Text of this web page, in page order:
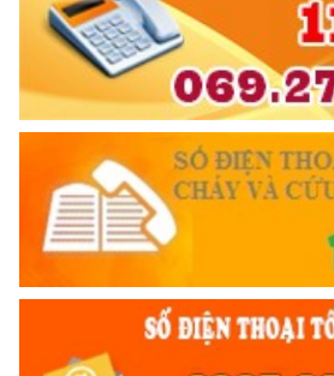
TRUYỀN HÌNH AN NINH HP